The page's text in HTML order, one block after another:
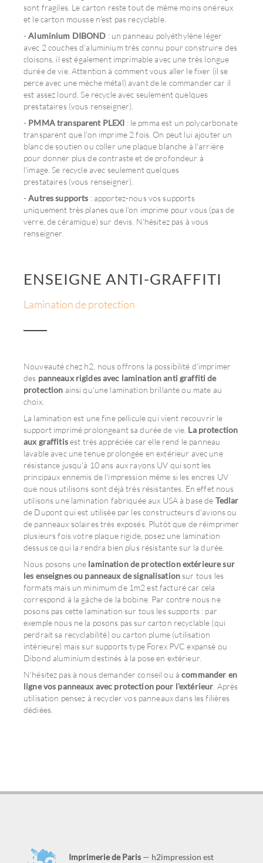
sont fragiles. Le carton reste tout de même moins onéreux
et le carton mousse n'est pas recyclable.
-Aluminium DIBOND : un panneau polyéthylène léger
avec 2 couches d'aluminium très connu pour construire des
cloisons, il est également imprimable avec une très longue
durée de vie. Attention à comment vous aller le fixer (il se
perce avec une mèche métal) avant de le commander car il
est assez lourd. Se recycle avec seulement quelques
prestataires (vous renseigner).
- PMMA transparent PLEXI : le pmma est un polycarbonate
transparent que l'on imprime 2 fois. On peut lui ajouter un
blanc de soutien ou coller une plaque blanche à l'arrière
pour donner plus de contraste et de profondeur à
l'image. Se recycle avec seulement quelques
prestataires (vous renseigner).
-Autres supports : apportez-nous vos supports
uniquement très planes que l'on imprime pour vous (pas de
verre, de céramique) sur devis. N'hésitez pas à vous
renseigner.
ENSEIGNE ANTI-GRAFFITI
Lamination de protection
Nouveauté chez h2, nous offrons la possibilité d'imprimer
des panneaux rigides avec lamination anti graffiti de
protection ainsi qu'une lamination brillante ou mate au
choix.
La lamination est une fine pellicule qui vient recouvrir le
support imprimé prolongeant sa durée de vie. La protection
aux graffitisest très appréciée car elle rend le panneau
lavable avec une tenue prolongée en extérieur avec une
résistance jusqu'à 10 ans aux rayons UV qui sont les
principaux ennemis de l'impression même si les encres UV
que nous utilisons sont déjà très résistantes. En effet nous
utilisons une lamination fabriquée aux USA à base de Tedlar
de Dupont qui est utilisée par les constructeurs d'avions ou
de panneaux solaires très exposés. Plutôt que de réimprimer
plusieurs fois votre plaque rigide, posez une lamination
dessus ce qui la rendra bien plus résistante sur la durée.
Nous posons une lamination de protection extérieure sur
les enseignes ou panneaux de signalisation sur tous les
formats mais un minimum de 1m2 est facturé car cela
correspond à la gâche de la bobine. Par contre nous ne
posons pas cette lamination sur tous les supports : par
exemple nous ne la posons pas sur carton recyclable (qui
perdrait sa recyclabilité) ou carton plume (utilisation
intérieure) mais sur supports type Forex PVC expansé ou
Dibond aluminium destinés à la pose en extérieur.
N'hésitez pas à nous demander conseil ou àcommander en
ligne vos panneaux avec protection pour l'extérieur . Après
utilisation pensez à recycler vos panneaux dans les filières
dédiées.
Imprimerie de Paris — h2impression est